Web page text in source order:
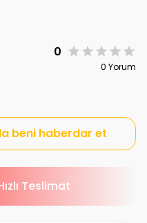
0
0 Yorum
beni haberdar et
Teslimat